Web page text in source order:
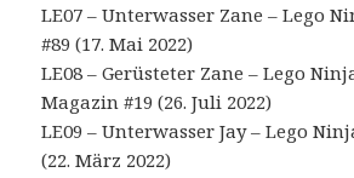
LE07 – Unterwasser Zane – Lego
#89 (17. Mai 2022)
LE08 – Gerüsteter Zane – Lego
Magazin #19 (26. Juli 2022)
LE09 – Unterwasser Jay – Lego
(22. März 2022)